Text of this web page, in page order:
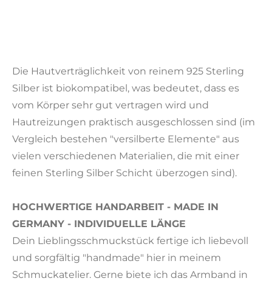
s
Die Hautverträglichkeit von reinem 925 Sterling
Silber ist biokompatibel, was bedeutet, dass es
vom Körper sehr gut vertragen wird und
Hautreizungen praktisch ausgeschlossen sind (im
Vergleich bestehen "versilberte Elemente" aus
vielen verschiedenen Materialien, die mit einer
feinen Sterling Silber Schicht überzogen sind).
HOCHWERTIGE HANDARBEIT - MADE IN
GERMANY - INDIVIDUELLE LÄNGE
Dein Lieblingsschmuckstück fertige ich liebevoll
und sorgfältig "handmade" hier in meinem
Schmuckatelier. Gerne biete ich das Armband in